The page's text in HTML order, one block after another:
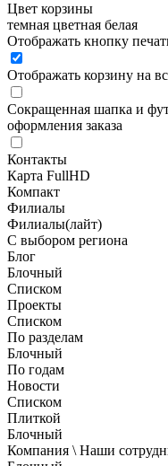
Цвет корзины
темная цветная белая
Отображать кнопку
Отображать корзину на
Сокращенная шапка и
оформления заказа
Контакты
Карта FullHD
Компакт
Филиалы
Филиалы(лайт)
С выбором региона
Блог
Блочный
Списком
Проекты
Списком
По разделам
Блочный
По годам
Новости
Списком
Плиткой
Блочный
Компания \ Наши